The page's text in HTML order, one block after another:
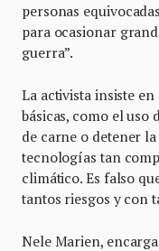
personas
para ocasionar
guerra”.
La activista insiste
básicas, como el uso
de carne o detener
tecnologías tan
climático. Es falso
tantos riesgos y con
Nele Marien,